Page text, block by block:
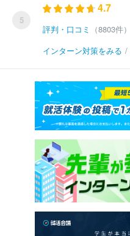
5
4.7
評判・口コミ
（8803件）
インターン対策をみる /